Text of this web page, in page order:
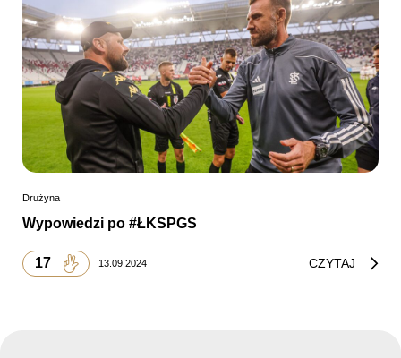
Drużyna
Wypowiedzi po #ŁKSPGS
17 13.09.2024 CZYTAJ